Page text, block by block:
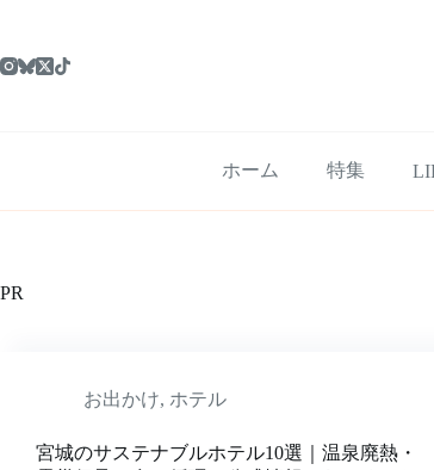
テ
ッ
ホーム 特集
PR
お出かけ, ホテル
宮城のサステナブルホテル10選｜温泉廃熱・